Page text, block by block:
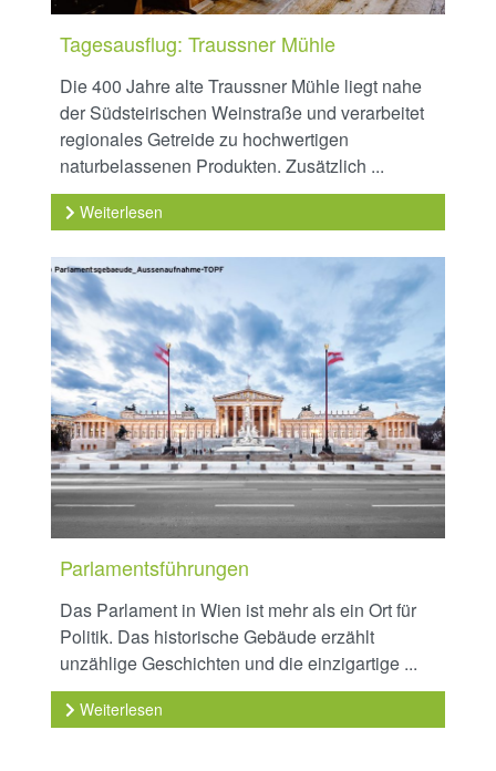
Tagesausflug: Traussner Mühle
Die 400 Jahre alte Traussner Mühle liegt nahe
der Südsteirischen Weinstraße und verarbeitet
regionales Getreide zu hochwertigen
naturbelassenen Produkten. Zusätzlich ...
Weiterlesen
Parlamentsführungen
Das Parlament in Wien ist mehr als ein Ort für
Politik. Das historische Gebäude erzählt
unzählige Geschichten und die einzigartige ...
Weiterlesen